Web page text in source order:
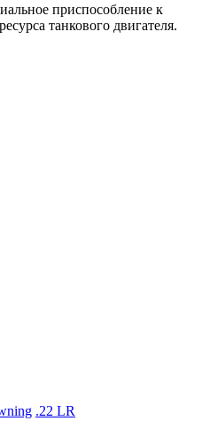
приспособление к
танкового двигателя.
.22 LR